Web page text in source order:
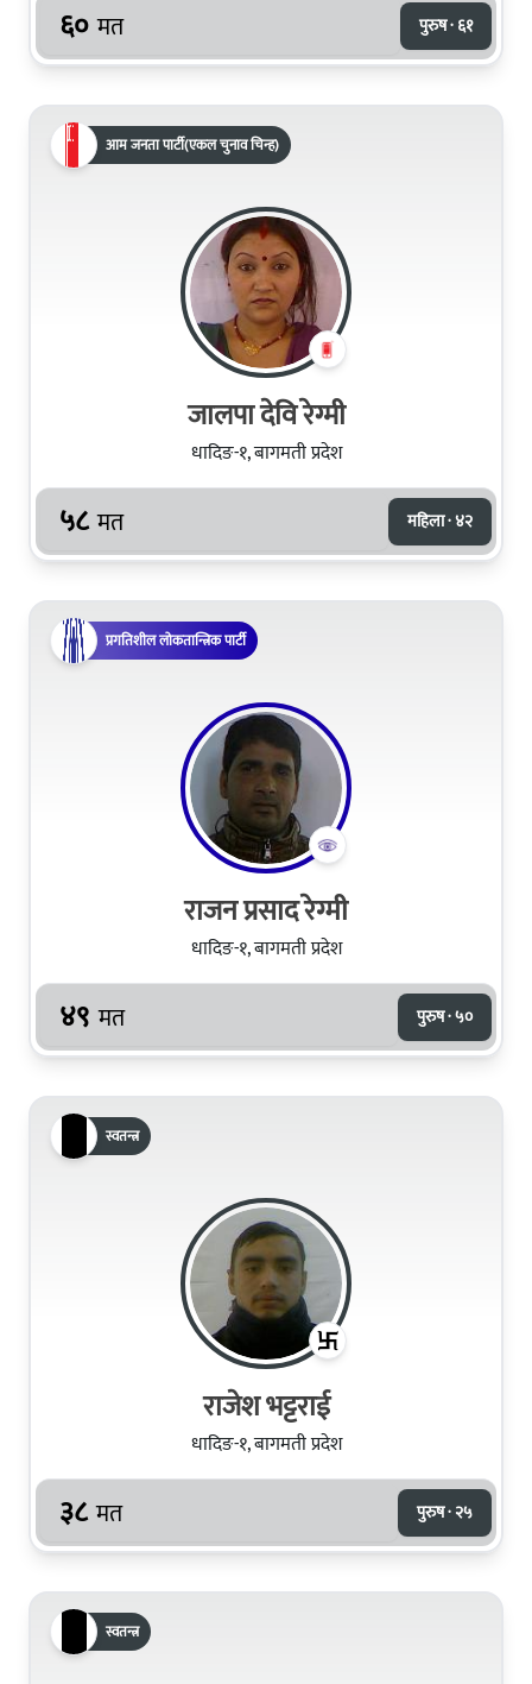
६० मत पुरुष · ६१
आम जनता पार्टी(एकल चुनाव चिन्ह)
जालपा देवि रेग्‍मी
धादिङ-१, बागमती प्रदेश
५८ मत महिला · ४२
प्रगतिशील लोकतान्त्रिक पार्टी
राजन प्रसाद रेग्मी
धादिङ-१, बागमती प्रदेश
४९ मत पुरुष · ५०
स्वतन्त्र
राजेश भट्टराई
धादिङ-१, बागमती प्रदेश
३८ मत पुरुष · २५
स्वतन्त्र